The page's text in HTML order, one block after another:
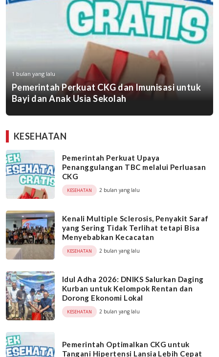
1 bulan yang lalu
Pemerintah Perkuat CKG dan Imunisasi untuk
Bayi dan Anak Usia Sekolah
KESEHATAN
Pemerintah Perkuat Upaya
Penanggulangan TBC melalui Perluasan
CKG
KESEHATAN 2 bulan yang lalu
Kenali Multiple Sclerosis, Penyakit Saraf
yang Sering Tidak Terlihat tetapi Bisa
Menyebabkan Kecacatan
KESEHATAN 2 bulan yang lalu
Idul Adha 2026: DNIKS Salurkan Daging
Kurban untuk Kelompok Rentan dan
Dorong Ekonomi Lokal
KESEHATAN 2 bulan yang lalu
Pemerintah Optimalkan CKG untuk
Tangani Hipertensi Lansia Lebih Cepat